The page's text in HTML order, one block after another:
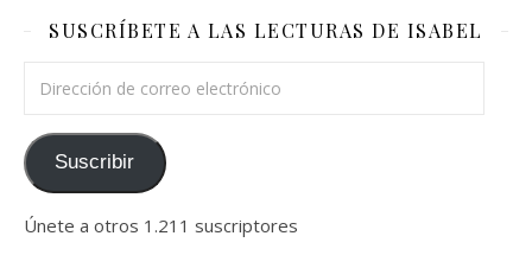
SUSCRÍBETE A LAS LECTURAS DE ISABEL
Suscribir
Únete a otros 1.211 suscriptores